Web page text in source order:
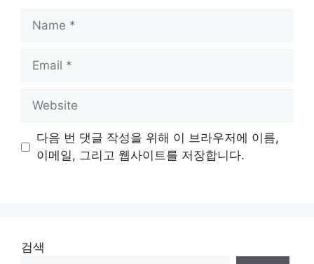
Name
Email
Website
다음 번 댓글 작성을 위해 이 브라우저에 이름,
이메일, 그리고 웹사이트를 저장합니다.
검색